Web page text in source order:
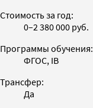
Стоимость за год:
0–2 380 000 руб.
Программы обучения:
ФГОС, IB
Трансфер:
Да